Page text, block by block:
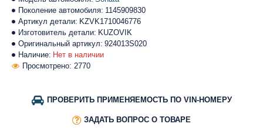
Наличие: Нет в наличии
Поколение автомобиля: 1145909830
Артикул детали: KZVK1710046776
Изготовитель детали: KUZOVIK
Оригинальный артикул: 924013S020
Просмотрено: 2770
ПРОВЕРИТЬ ПРИМЕНЯЕМОСТЬ ПО VIN-НОМЕРУ
ЗАДАТЬ ВОПРОС О ТОВАРЕ